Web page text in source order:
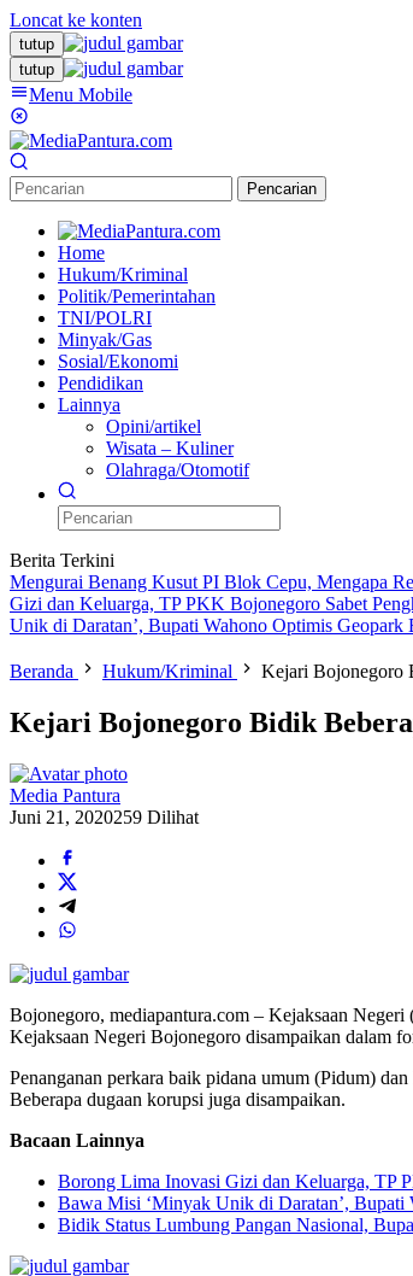
Loncat ke konten
tutup
tutup
Menu Mobile
Pencarian
Home
Hukum/Kriminal
Politik/Pemerintahan
TNI/POLRI
Minyak/Gas
Sosial/Ekonomi
Pendidikan
Lainnya
Opini/artikel
Wisata – Kuliner
Olahraga/Otomotif
Berita Terkini
Mengurai Benang Kusut PI Blok Cepu, Mengapa
Gizi dan Keluarga, TP PKK Bojonegoro Sabet
Unik di Daratan’, Bupati Wahono Optimis
Beranda Hukum/Kriminal Kejari Bojonegoro
Kejari Bojonegoro Bidik
Media Pantura
Juni 21, 2020259 Dilihat
Bojonegoro, mediapantura.com – Kejaksaan
Kejaksaan Negeri Bojonegoro disampaikan dalam
Penanganan perkara baik pidana umum (Pidum)
Beberapa dugaan korupsi juga disampaikan.
Bacaan Lainnya
Borong Lima Inovasi Gizi dan Keluarga, TP
Bawa Misi ‘Minyak Unik di Daratan’,
Bidik Status Lumbung Pangan Nasional,